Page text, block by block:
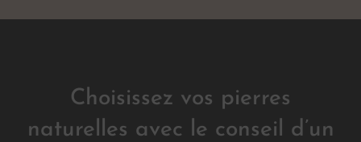
Choisissez vos pierres
naturelles avec le conseil d’un